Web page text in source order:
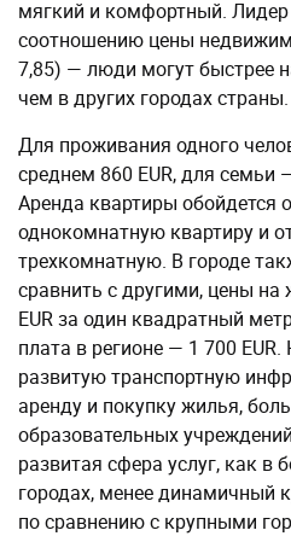
мягкий и комфортный.
соотношению цены
7,85) — люди могут быстрее
чем в других городах страны.
Для проживания одного
среднем 860 EUR, для семьи
Аренда квартиры обойдется
однокомнатную квартиру и
трехкомнатную. В городе
сравнить с другими, цены
EUR за один квадратный
плата в регионе — 1 700
развитую транспортную
аренду и покупку жилья,
образовательных
развитая сфера услуг, как в
городах, менее динамичный
по сравнению с крупными